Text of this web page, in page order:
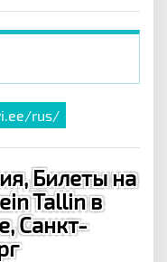
rus/
Билеты на
Tallin в
Санкт-